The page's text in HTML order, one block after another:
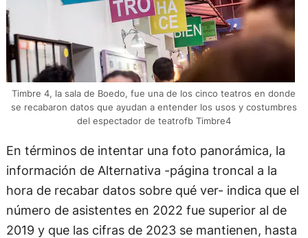
Timbre 4, la sala de Boedo, fue una de los cinco teatros en donde
se recabaron datos que ayudan a entender los usos y costumbres
del espectador de teatrofb Timbre4
En términos de intentar una foto panorámica, la
información de Alternativa -página troncal a la
hora de recabar datos sobre qué ver- indica que el
número de asistentes en 2022 fue superior al de
2019 y que las cifras de 2023 se mantienen, hasta